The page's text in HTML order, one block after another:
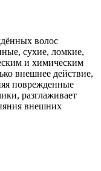
волос
сухие, ломкие,
и химическим
внешнее действие,
поврежденные
разглаживает
внешних